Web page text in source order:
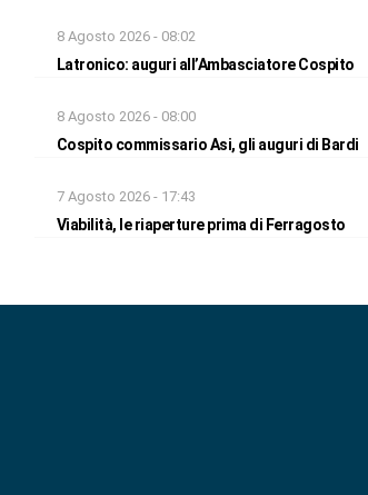
8 Agosto 2026 - 08:02
Latronico: auguri all’Ambasciatore Cospito
8 Agosto 2026 - 08:00
Cospito commissario Asi, gli auguri di Bardi
7 Agosto 2026 - 17:43
Viabilità, le riaperture prima di Ferragosto